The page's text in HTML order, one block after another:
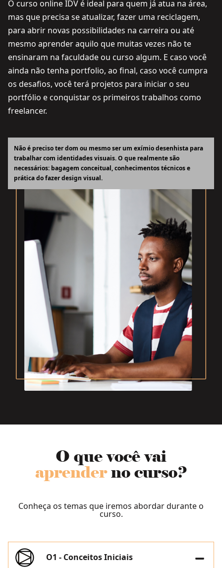
O curso online IDV é ideal para quem já atua na área,
mas que precisa se atualizar, fazer uma reciclagem,
para abrir novas possibilidades na carreira ou até
mesmo aprender aquilo que muitas vezes não te
ensinaram na faculdade ou curso algum. E caso você
ainda não tenha portfolio, ao final, caso você cumpra
os desafios, você terá projetos para iniciar o seu
portfólio e conquistar os primeiros trabalhos como
freelancer.
Não é preciso ter dom ou mesmo ser um exímio desenhista para
trabalhar com identidades visuais. O que realmente são
necessários: bagagem conceitual, conhecimentos técnicos e
prática do fazer design visual.
O que você vai
aprenderno curso?
Conheça os temas que iremos abordar durante o
curso.
O1 - Conceitos Iniciais